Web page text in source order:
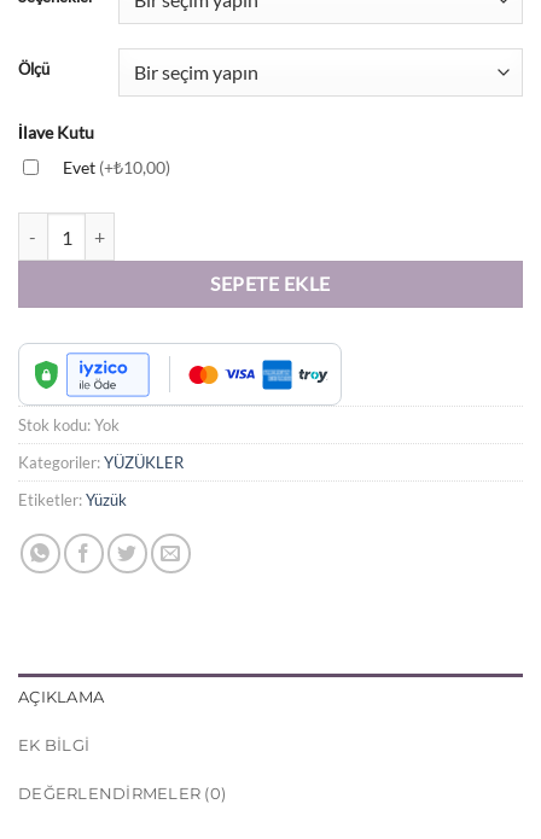
Ölçü
İlave Kutu
Evet (+₺10,00)
SEPETE EKLE
Stok kodu:Yok
Kategoriler:YÜZÜKLER
Etiketler:Yüzük
AÇIKLAMA
EK BILGI
DEĞERLENDIRMELER (0)